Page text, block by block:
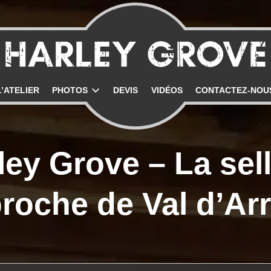
PHOTOS DEVIS VIDÉOS CONTACTEZ-
Grove – La
de Val